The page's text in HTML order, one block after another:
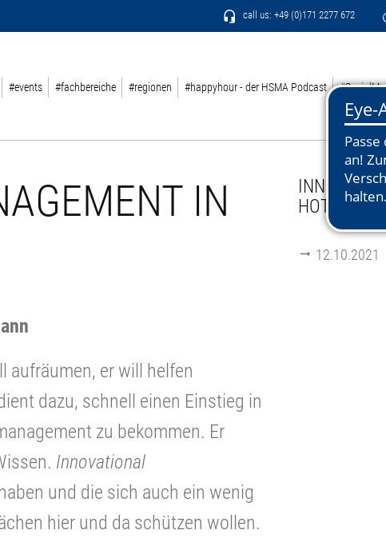
call us: +49 (0)171 2277 672
#events #fachbereiche #regionen #happyhour - der HSMA Podcast
IN
aufräumen, er will helfen
dazu, schnell einen Einstieg in
zu bekommen. Er
Innovational
und die sich auch ein wenig
hier und da schützen wollen.
HOTELLERIE
12.10.2021